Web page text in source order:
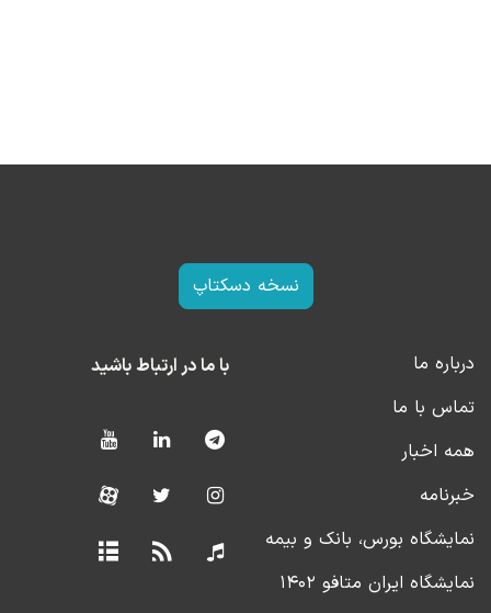
نسخه دسکتاپ
درباره ما
تماس با ما
همه اخبار
خبرنامه
نمایشگاه بورس، بانک و بیمه
نمایشگاه ایران متافو ۱۴۰۲
با ما در ارتباط باشید